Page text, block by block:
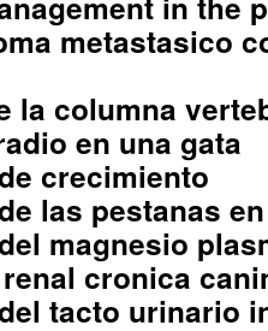
metastasico
la columna
en una gata
crecimiento
las pestanas
magnesio
cronica
tacto urinario